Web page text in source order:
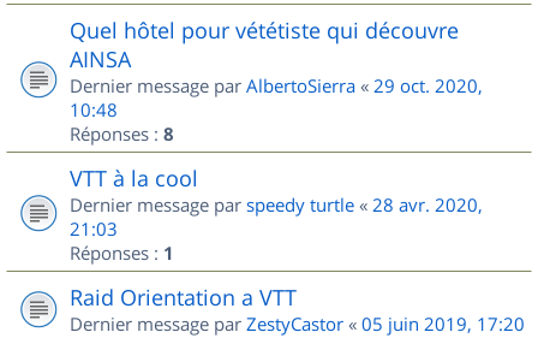
Quel hôtel pour vététiste qui découvre
AINSA
Dernier message par AlbertoSierra « 29 oct. 2020,
10:48
Réponses : 8
VTT à la cool
Dernier message par speedy turtle « 28 avr. 2020,
21:03
Réponses : 1
Raid Orientation a VTT
Dernier message par ZestyCastor « 05 juin 2019, 17:20